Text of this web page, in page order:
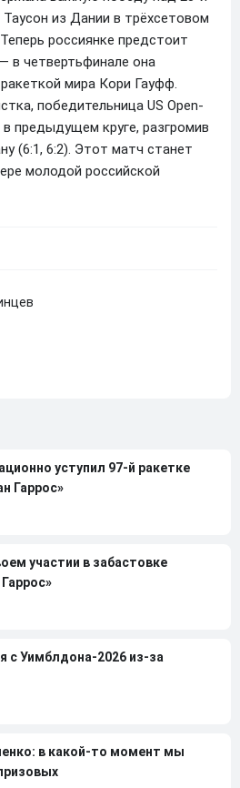
из Дании в трёхсетовом
россиянке предстоит
в четвертьфинале она
мира Кори Гауфф.
победительница US Open-
предыдущем круге, разгромив
(6:1, 6:2). Этот матч станет
молодой российской
уступил 97-й ракетке
Гаррос»
участии в забастовке
с Уимблдона-2026 из-за
в какой-то момент мы